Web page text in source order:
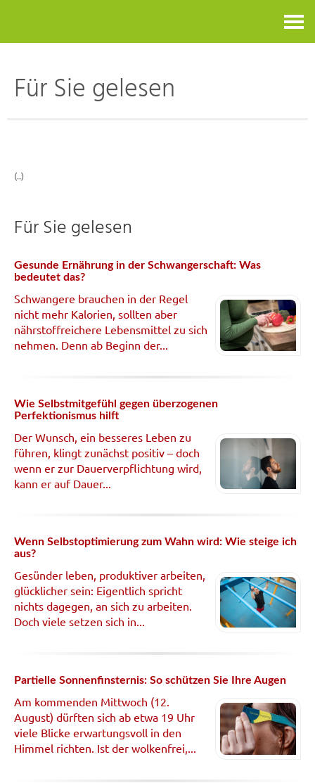
Für Sie gelesen
(..)
Für Sie gelesen
Gesunde Ernährung in der Schwangerschaft: Was
bedeutet das?
Schwangere brauchen in der Regel
nicht mehr Kalorien, sollten aber
nährstoffreichere Lebensmittel zu sich
nehmen. Denn ab Beginn der...
Wie Selbstmitgefühl gegen überzogenen
Perfektionismus hilft
Der Wunsch, ein besseres Leben zu
führen, klingt zunächst positiv – doch
wenn er zur Dauerverpflichtung wird,
kann er auf Dauer...
Wenn Selbstoptimierung zum Wahn wird: Wie steige ich
aus?
Gesünder leben, produktiver arbeiten,
glücklicher sein: Eigentlich spricht
nichts dagegen, an sich zu arbeiten.
Doch viele setzen sich in...
Partielle Sonnenfinsternis: So schützen Sie Ihre Augen
Am kommenden Mittwoch (12.
August) dürften sich ab etwa 19 Uhr
viele Blicke erwartungsvoll in den
Himmel richten. Ist der wolkenfrei,...